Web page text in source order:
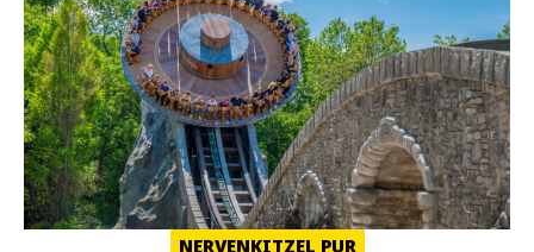
NERVENKITZEL PUR